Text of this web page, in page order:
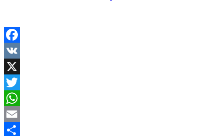
Facebook
VK
X
Twitter
WhatsApp
Email